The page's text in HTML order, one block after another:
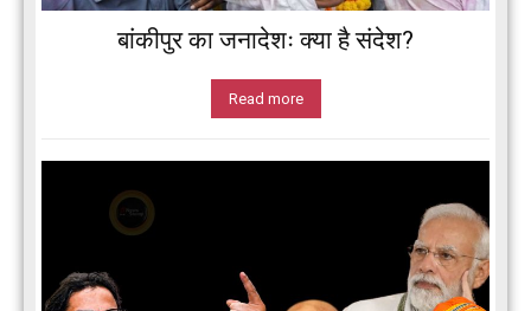
बांकीपुर का जनादेशः क्या है संदेश?
Read more